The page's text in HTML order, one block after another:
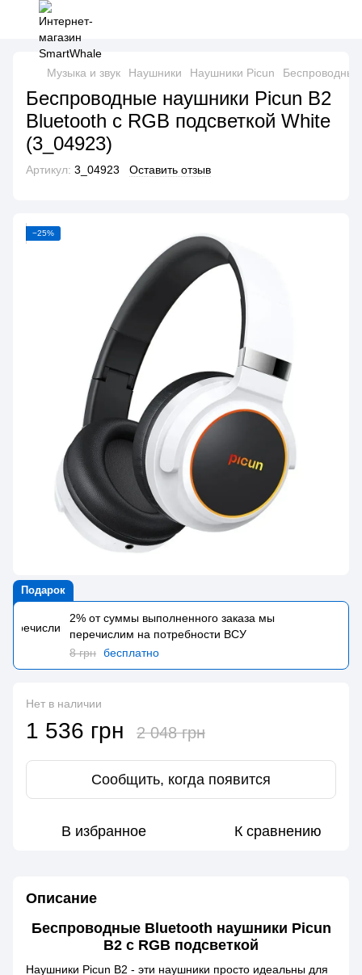
Музыка и звук Наушники Наушники Picun
Беспроводные наушники Picun B2
Bluetooth с RGB подсветкой White
(3_04923)
Артикул: 3_04923 Оставить отзыв
−25%
Подарок
2% от суммы выполненного заказа мы
перечислим на потребности BCУ
8 грн бесплатно
Нет в наличии
1 536 грн 2 048 грн
Сообщить, когда появится
В избранное К сравнению
Описание
Беспроводные Bluetooth наушники Picun
B2 с RGB подсветкой
Наушники Picun B2 - эти наушники просто идеальны для